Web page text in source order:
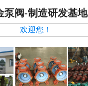
泵阀-制造研发基地
欢迎您！